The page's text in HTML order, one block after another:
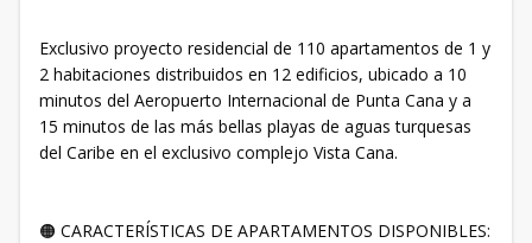
Exclusivo proyecto residencial de 110 apartamentos de 1 y
2 habitaciones distribuidos en 12 edificios, ubicado a 10
minutos del Aeropuerto Internacional de Punta Cana y a
15 minutos de las más bellas playas de aguas turquesas
del Caribe en el exclusivo complejo Vista Cana.
🟠 CARACTERÍSTICAS DE APARTAMENTOS DISPONIBLES: